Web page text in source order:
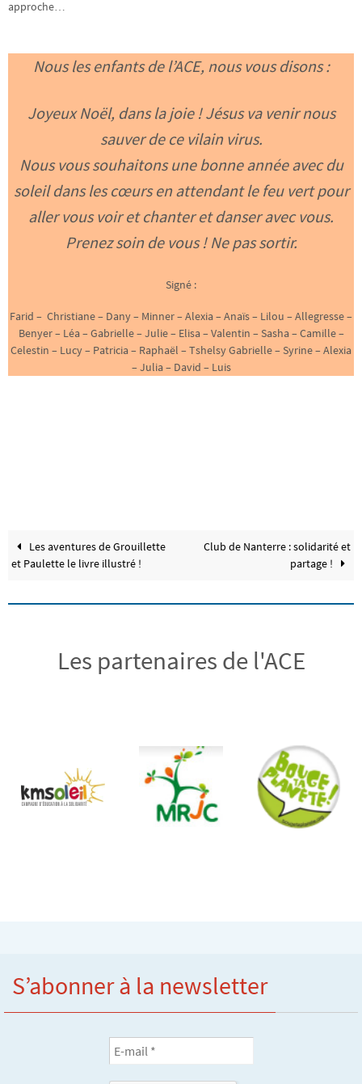
approche…
Nous les enfants de l’ACE, nous vous disons :
Joyeux Noël, dans la joie ! Jésus va venir nous
sauver de ce vilain virus.
Nous vous souhaitons une bonne année avec du
soleil dans les cœurs en attendant le feu vert pour
aller vous voir et chanter et danser avec vous.
Prenez soin de vous ! Ne pas sortir.
Signé :
Farid – Christiane – Dany – Minner – Alexia – Anaïs – Lilou – Allegresse –
Benyer – Léa – Gabrielle – Julie – Elisa – Valentin – Sasha – Camille –
Celestin – Lucy – Patricia – Raphaël – Tshelsy Gabrielle – Syrine – Alexia
– Julia – David – Luis
Les aventures de Grouillette
et Paulette le livre illustré !
Club de Nanterre : solidarité et
partage !
Les partenaires de l'ACE
S’abonner à la newsletter